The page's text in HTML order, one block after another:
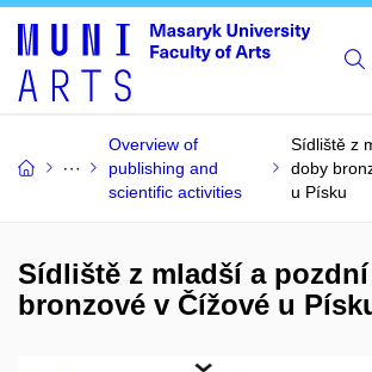
Overview of
publishing and
scientific activities
Sídliště z
doby
u Písku
Sídliště z mladší a
bronzové v Čížové u